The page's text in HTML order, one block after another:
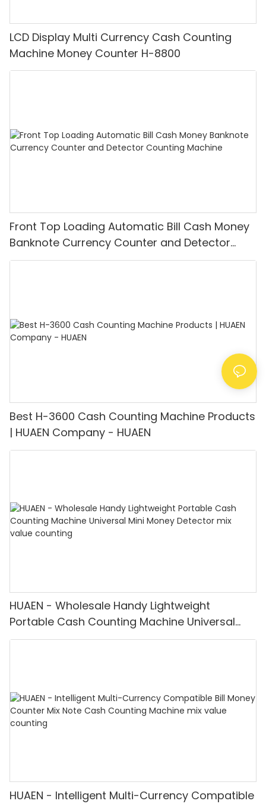
LCD Display Multi Currency Cash Counting
Machine Money Counter H-8800
Front Top Loading Automatic Bill Cash Money
Banknote Currency Counter and Detector
Counting Machine
Best H-3600 Cash Counting Machine Products
| HUAEN Company - HUAEN
HUAEN - Wholesale Handy Lightweight
Portable Cash Counting Machine Universal
Mini Money Detector mix value counting
HUAEN - Intelligent Multi-Currency Compatible